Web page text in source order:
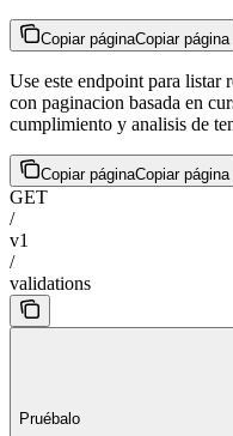
Copiar páginaCopiar página
Use este endpoint para listar
con paginacion basada en
cumplimiento y analisis de
Copiar páginaCopiar página
GET
/
v1
/
validations
Pruébalo